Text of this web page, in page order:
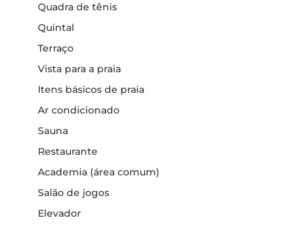
Quadra de tênis
Quintal
Terraço
Vista para a praia
Itens básicos de praia
Ar condicionado
Sauna
Restaurante
Academia (área comum)
Salão de jogos
Elevador